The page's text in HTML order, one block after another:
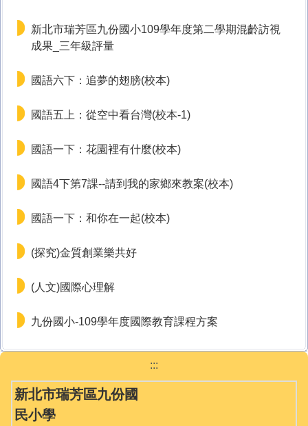
新北市瑞芳區九份國小109學年度第二學期混齡訪視
成果_三年級評量
國語六下：追夢的翅膀(校本)
國語五上：從空中看台灣(校本-1)
國語一下：花園裡有什麼(校本)
國語4下第7課--請到我的家鄉來教案(校本)
國語一下：和你在一起(校本)
(探究)金質創業樂共好
(人文)國際心理解
九份國小-109學年度國際教育課程方案
:::
新北市瑞芳區九份國
民小學